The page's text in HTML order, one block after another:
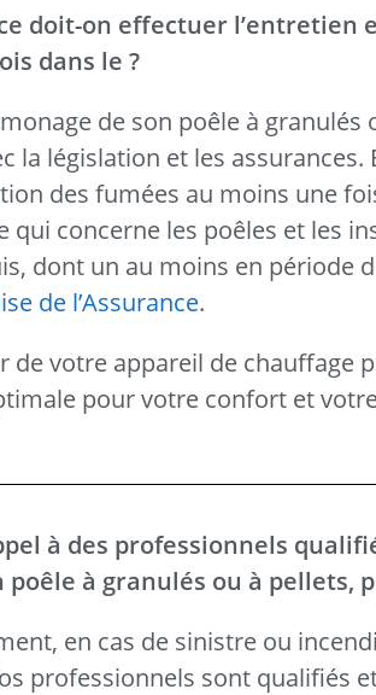
doit-on effectuer l’entretien
dans le ?
de son poêle à granulés
la législation et les
des fumées au moins une
qui concerne les poêles et les
dont un au moins en période
de l’Assurance.
de votre appareil de
pour votre confort et
à des professionnels
poêle à granulés ou à pellets,
en cas de sinistre ou
professionnels sont qualifiés